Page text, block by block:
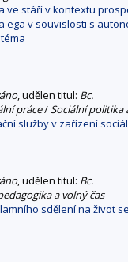
ve stáří v kontextu
ega v souvislosti s
, udělen titul: Bc.
práce/Sociální politika
služby v zařízení
, udělen titul: Bc.
a volný čas
sdělení na život